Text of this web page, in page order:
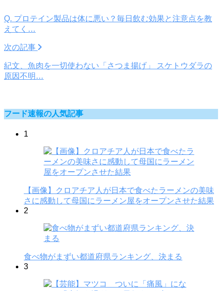
Q. プロテイン製品は体に悪い？毎日飲む効果と注意点を教
えてく…
次の記事
紀文、魚肉を一切使わない「さつま揚げ」 スケトウダラの
原因不明…
フード速報の人気記事
1
【画像】クロアチア人が日本で食べたラーメンの美味
さに感動して母国にラーメン屋をオープンさせた結果
2
食べ物がまずい都道府県ランキング、決まる
3